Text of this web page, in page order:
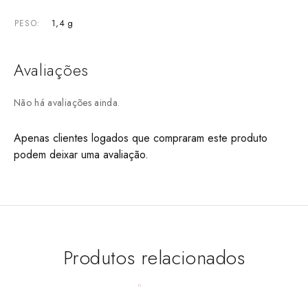
PESO 1,4 g
Avaliações
Não há avaliações ainda.
Apenas clientes logados que compraram este produto
podem deixar uma avaliação.
Produtos relacionados